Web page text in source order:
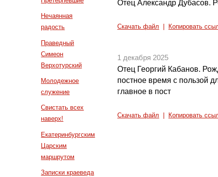
Нечаянная
радость
Праведный
Симеон
Верхотурский
Молодежное
служение
Свистать всех
наверх!
Екатеринбургским
Царским
маршрутом
Записки краеведа
Отец Александр Дубасов.
Скачать файл Копировать
1 декабря 2025
Отец Георгий Кабанов.
постное время с пользой
главное в пост
Скачать файл Копировать